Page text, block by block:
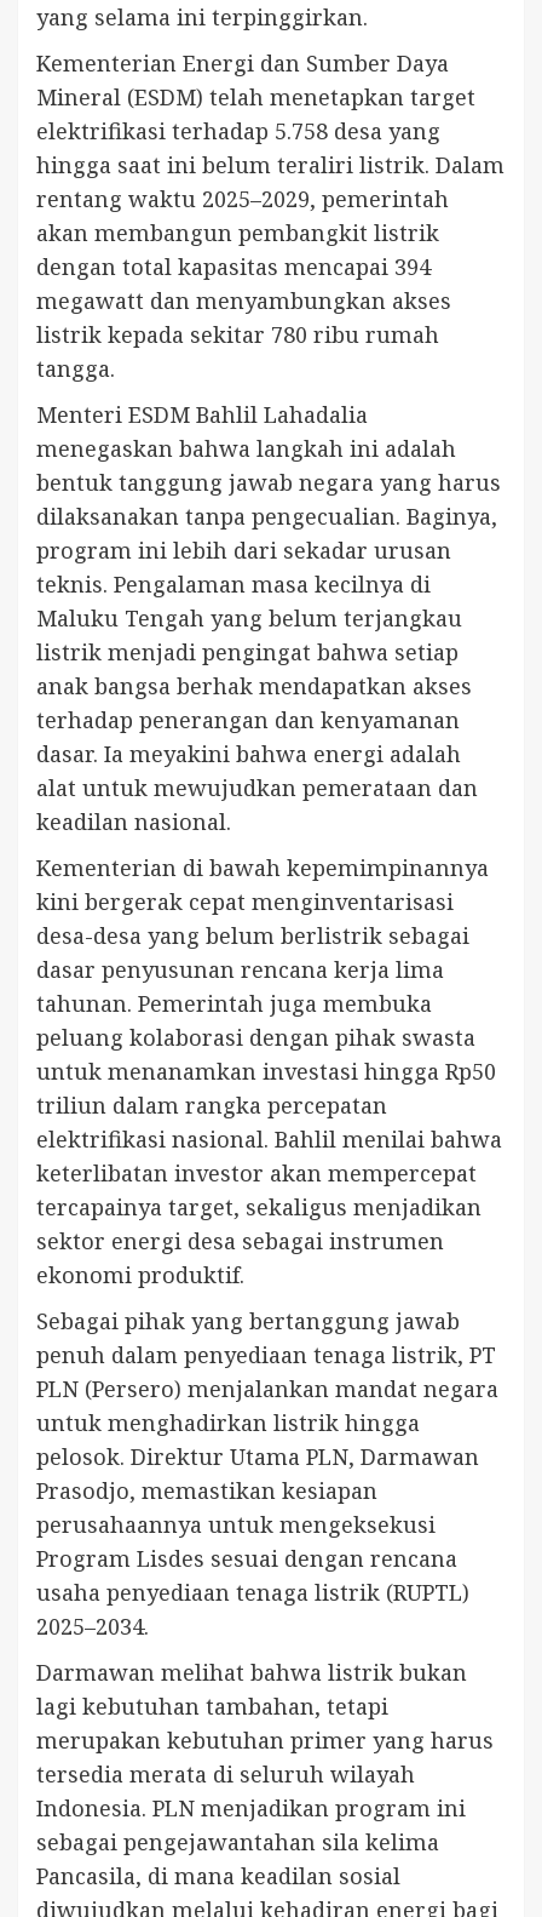
yang selama ini terpinggirkan.
Kementerian Energi dan Sumber Daya
Mineral (ESDM) telah menetapkan target
elektrifikasi terhadap 5.758 desa yang
hingga saat ini belum teraliri listrik. Dalam
rentang waktu 2025–2029, pemerintah
akan membangun pembangkit listrik
dengan total kapasitas mencapai 394
megawatt dan menyambungkan akses
listrik kepada sekitar 780 ribu rumah
tangga.
Menteri ESDM Bahlil Lahadalia
menegaskan bahwa langkah ini adalah
bentuk tanggung jawab negara yang harus
dilaksanakan tanpa pengecualian. Baginya,
program ini lebih dari sekadar urusan
teknis. Pengalaman masa kecilnya di
Maluku Tengah yang belum terjangkau
listrik menjadi pengingat bahwa setiap
anak bangsa berhak mendapatkan akses
terhadap penerangan dan kenyamanan
dasar. Ia meyakini bahwa energi adalah
alat untuk mewujudkan pemerataan dan
keadilan nasional.
Kementerian di bawah kepemimpinannya
kini bergerak cepat menginventarisasi
desa-desa yang belum berlistrik sebagai
dasar penyusunan rencana kerja lima
tahunan. Pemerintah juga membuka
peluang kolaborasi dengan pihak swasta
untuk menanamkan investasi hingga Rp50
triliun dalam rangka percepatan
elektrifikasi nasional. Bahlil menilai bahwa
keterlibatan investor akan mempercepat
tercapainya target, sekaligus menjadikan
sektor energi desa sebagai instrumen
ekonomi produktif.
Sebagai pihak yang bertanggung jawab
penuh dalam penyediaan tenaga listrik, PT
PLN (Persero) menjalankan mandat negara
untuk menghadirkan listrik hingga
pelosok. Direktur Utama PLN, Darmawan
Prasodjo, memastikan kesiapan
perusahaannya untuk mengeksekusi
Program Lisdes sesuai dengan rencana
usaha penyediaan tenaga listrik (RUPTL)
2025–2034.
Darmawan melihat bahwa listrik bukan
lagi kebutuhan tambahan, tetapi
merupakan kebutuhan primer yang harus
tersedia merata di seluruh wilayah
Indonesia. PLN menjadikan program ini
sebagai pengejawantahan sila kelima
Pancasila, di mana keadilan sosial
diwujudkan melalui kehadiran energi bagi